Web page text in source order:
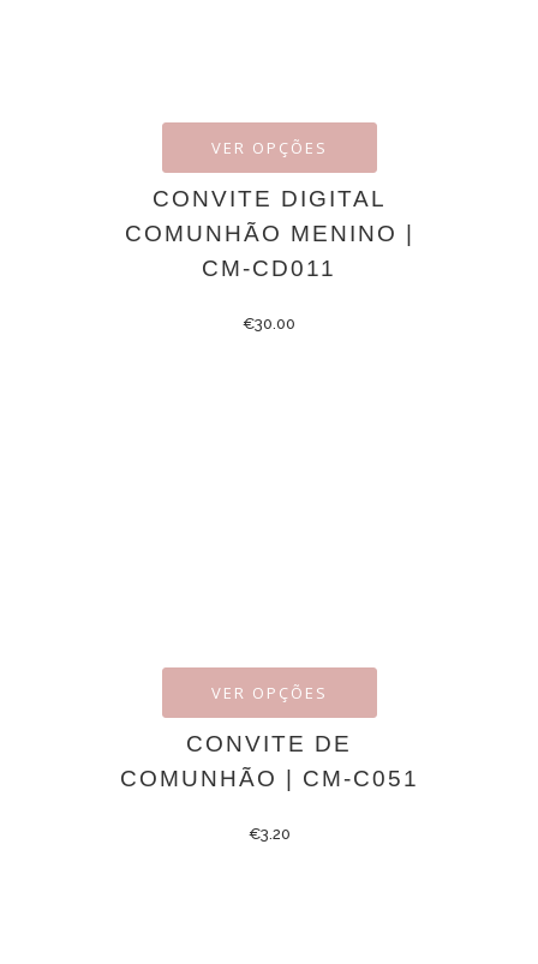
VER OPÇÕES
CONVITE DIGITAL
COMUNHÃO MENINO |
CM-CD011
€30.00
VER OPÇÕES
CONVITE DE
COMUNHÃO | CM-C051
€3.20